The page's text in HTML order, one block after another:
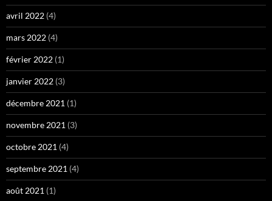
avril 2022 (4)
mars 2022 (4)
février 2022 (1)
janvier 2022 (3)
décembre 2021 (1)
novembre 2021 (3)
octobre 2021 (4)
septembre 2021 (4)
août 2021 (1)